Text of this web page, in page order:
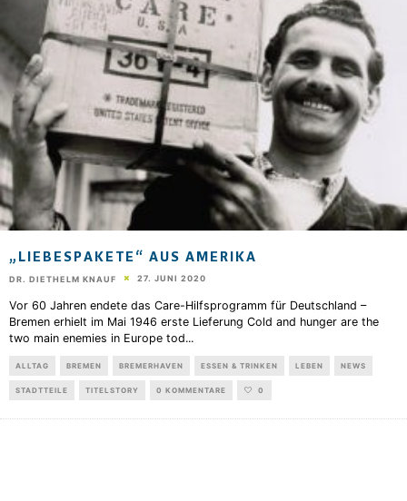
„LIEBESPAKETE“ AUS AMERIKA
DR. DIETHELM KNAUF 27. JUNI 2020
Vor 60 Jahren endete das Care-Hilfsprogramm für Deutschland –
Bremen erhielt im Mai 1946 erste Lieferung Cold and hunger are the
two main enemies in Europe tod...
ALLTAG BREMEN BREMERHAVEN ESSEN & TRINKEN LEBEN NEWS
STADTTEILE TITELSTORY 0 KOMMENTARE 0